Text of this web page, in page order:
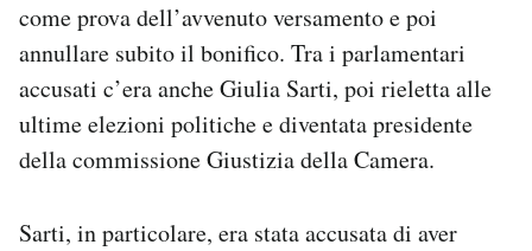
come prova dell’avvenuto versamento e poi
annullare subito il bonifico. Tra i parlamentari
accusati c’era anche Giulia Sarti, poi rieletta alle
ultime elezioni politiche e diventata presidente
della commissione Giustizia della Camera.
Sarti, in particolare, era stata accusata di aver